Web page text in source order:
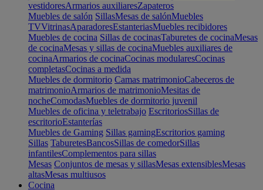
vestidoresArmarios auxiliaresZapateros
Muebles de salón SillasMesas de salónMuebles
TVVitrinasAparadoresEstanteriasMuebles recibidores
Muebles de cocina Sillas de cocinasTaburetes de cocinaMesas
de cocinaMesas y sillas de cocinaMuebles auxiliares de
cocinaArmarios de cocinaCocinas modularesCocinas
completasCocinas a medida
Muebles de dormitorio Camas matrimonioCabeceros de
matrimonioArmarios de matrimonioMesitas de
nocheComodasMuebles de dormitorio juvenil
Muebles de oficina y teletrabajo EscritoriosSillas de
escritorioEstanterías
Muebles de Gaming Sillas gamingEscritorios gaming
Sillas TaburetesBancosSillas de comedorSillas
infantilesComplementos para sillas
Mesas Conjuntos de mesas y sillasMesas extensiblesMesas
altasMesas multiusos
Cocina